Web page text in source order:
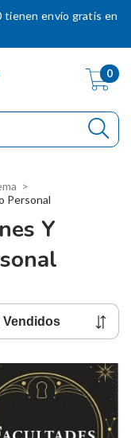
tienen envío gratis en
0
>
Personal
Y